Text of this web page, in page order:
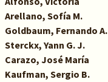
Arellano, Sofía M.
Goldbaum, Fernando A.
Sterckx, Yann G. J.
Carazo, José María
Kaufman, Sergio B.